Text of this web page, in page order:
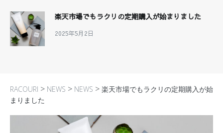
楽天市場でもラクリの定期購入が始まりました
2025年5月2日
RACOURI > NEWS > NEWS > 楽天市場でもラクリの定期購入が始
まりました